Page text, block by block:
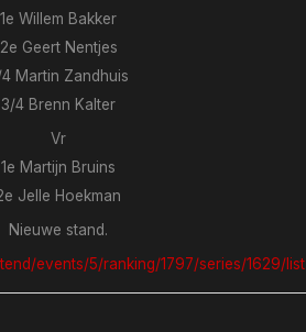
1e Willem Bakker
2e Geert Nentjes
Martin Zandhuis
3/4 Brenn Kalter
Vr
1e Martijn Bruins
Jelle Hoekman
Nieuwe stand.
events/5/ranking/1797/series/1629/list